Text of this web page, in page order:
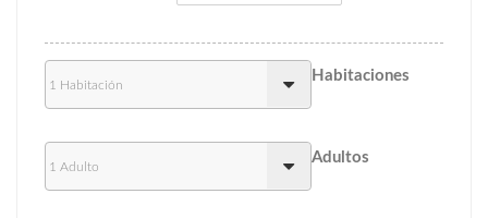
Habitaciones
Adultos